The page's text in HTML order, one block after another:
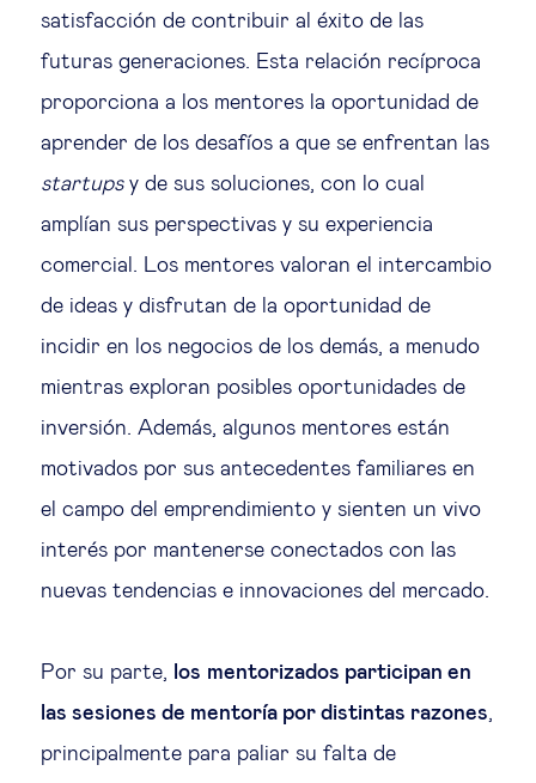
satisfacción de contribuir al éxito de las
futuras generaciones. Esta relación recíproca
proporciona a los mentores la oportunidad de
aprender de los desafíos a que se enfrentan las
startupsy de sus soluciones, con lo cual
amplían sus perspectivas y su experiencia
comercial. Los mentores valoran el intercambio
de ideas y disfrutan de la oportunidad de
incidir en los negocios de los demás, a menudo
mientras exploran posibles oportunidades de
inversión. Además, algunos mentores están
motivados por sus antecedentes familiares en
el campo del emprendimiento y sienten un vivo
interés por mantenerse conectados con las
nuevas tendencias e innovaciones del mercado.
Por su parte, los mentorizados participan en
las sesiones de mentoría por distintas razones,
principalmente para paliar su falta de